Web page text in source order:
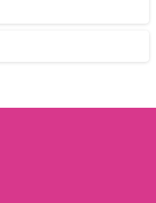
di utilizzo e di